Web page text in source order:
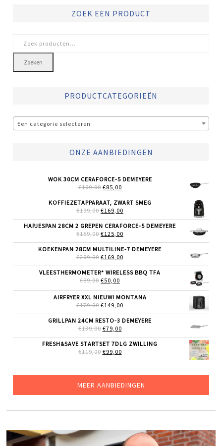
ZOEK EEN PRODUCT
naar:
Zoeken
PRODUCTCATEGORIEËN
Een categorie selecteren
ONZE AANBIEDINGEN
WOK 30CM CERAFORCE-5 DEMEYERE
€109,00 OORSPRONKELIJKE
WAS:
€109,00.
€85,00HUIDIGE
IS:
€85,00.
KOFFIEZETAPPARAAT, ZWART SMEG
€199,00 OORSPRONKELIJKE
WAS:
€199,00.
€169,00
IS:
HAPJESPAN 28CM 2 GREPEN CERAFORCE-5 DEMEYERE
€159,00 OORSPRONKELIJKE
WAS:
€159,00.
€125,00
IS:
KOEKENPAN 28CM MULTILINE-7 DEMEYERE
€209,00 OORSPRONKELIJKE
WAS:
€209,00.
€169,00
IS:
VLEESTHERMOMETER* WIRELESS BBQ TFA
€89,00 OORSPRONKELIJKE
WAS:
€89,00.
€50,00
IS:
€50,00.
AIRFRYER XXL NIEUW! MONTANA
€179,00 OORSPRONKELIJKE
WAS:
€179,00.
€149,00
IS:
GRILLPAN 24CM RESTO-3 DEMEYERE
€139,00 OORSPRONKELIJKE
WAS:
€139,00.
€79,00HUIDIGE
IS:
€79,00.
FRESH&SAVE STARTSET 7DLG ZWILLING
€119,00 OORSPRONKELIJKE
€99,00HUIDIGE
MEER AANBIEDINGEN